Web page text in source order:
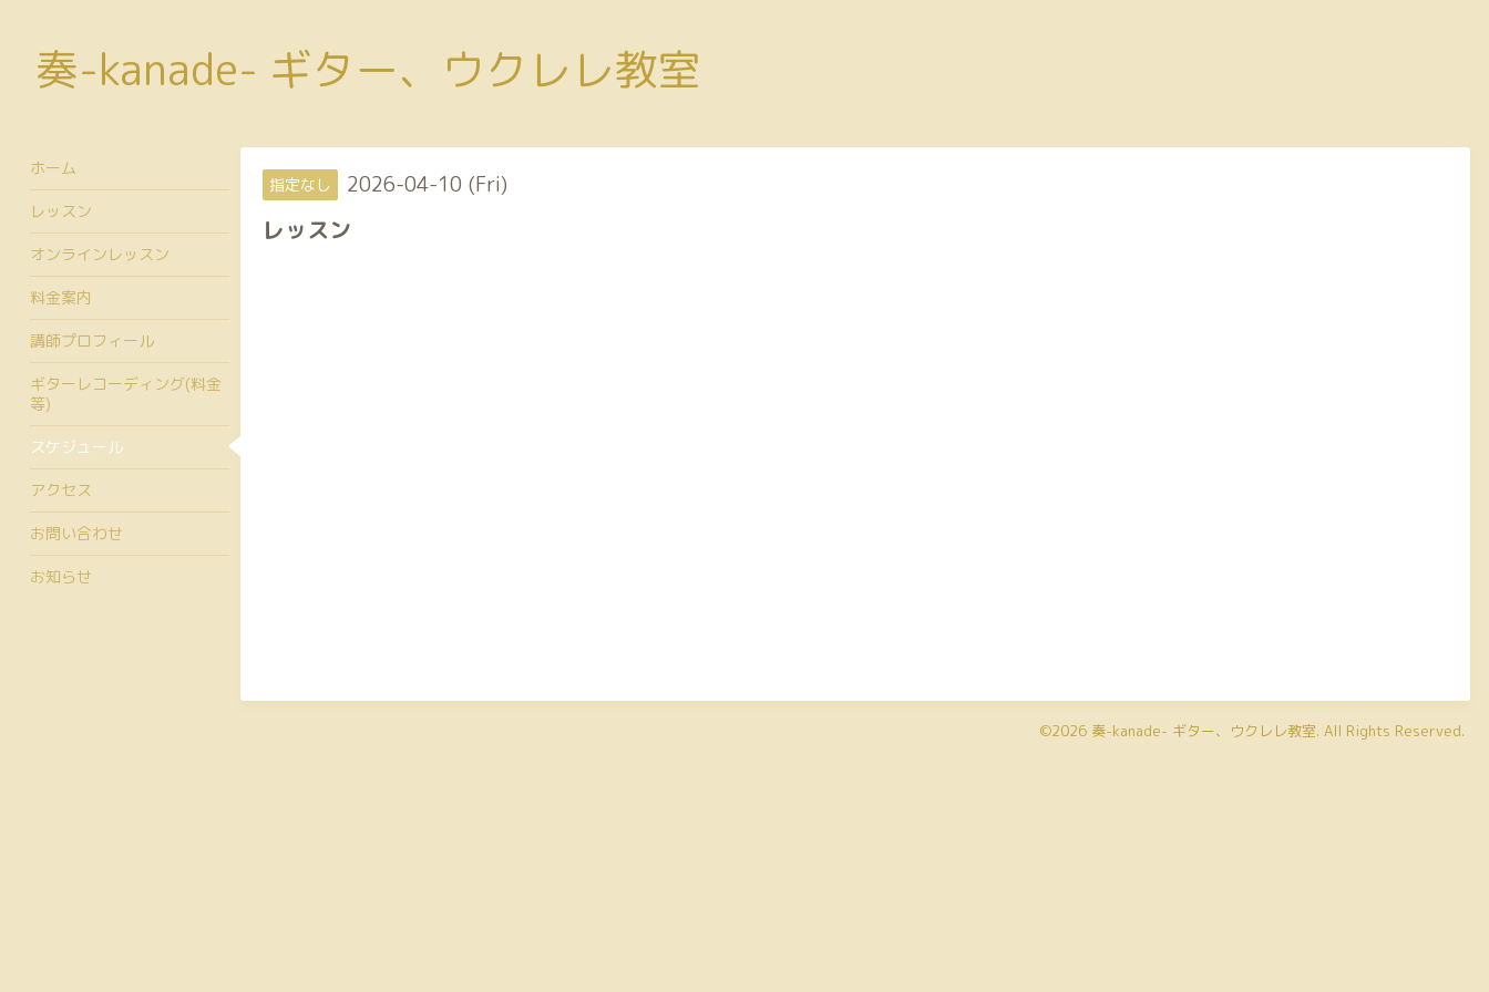
奏-kanade- ギター、ウクレレ教室
指定なし 2026-04-10 (Fri)
レッスン
©2026 奏-kanade- ギター、ウクレレ教室. All Rights Reserved.
ホーム
レッスン
オンラインレッスン
料金案内
講師プロフィール
ギターレコーディング(料金
等)
スケジュール
アクセス
お問い合わせ
お知らせ